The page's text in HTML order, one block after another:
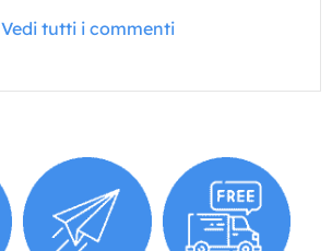
Vedi tutti i commenti